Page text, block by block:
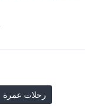
رحلات عمرة